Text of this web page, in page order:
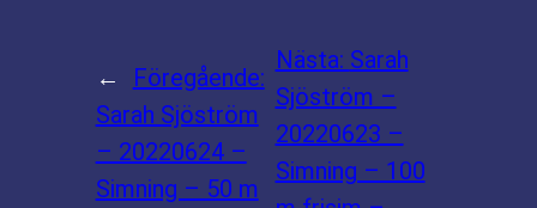
←
Föregående:
Sarah Sjöström
– 20220624 –
Simning – 50 m
Nästa: Sarah
Sjöström –
20220623 –
Simning – 100